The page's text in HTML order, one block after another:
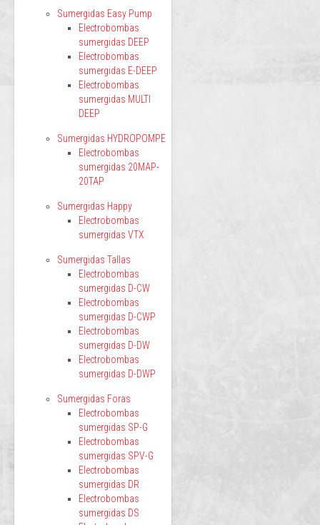
Sumergidas Easy Pump
Electrobombas
sumergidas DEEP
Electrobombas
sumergidas E-DEEP
Electrobombas
sumergidas MULTI
DEEP
Sumergidas HYDROPOMPE
Electrobombas
sumergidas 20MAP-
20TAP
Sumergidas Happy
Electrobombas
sumergidas VTX
Sumergidas Tallas
Electrobombas
sumergidas D-CW
Electrobombas
sumergidas D-CWP
Electrobombas
sumergidas D-DW
Electrobombas
sumergidas D-DWP
Sumergidas Foras
Electrobombas
sumergidas SP-G
Electrobombas
sumergidas SPV-G
Electrobombas
sumergidas DR
Electrobombas
sumergidas DS